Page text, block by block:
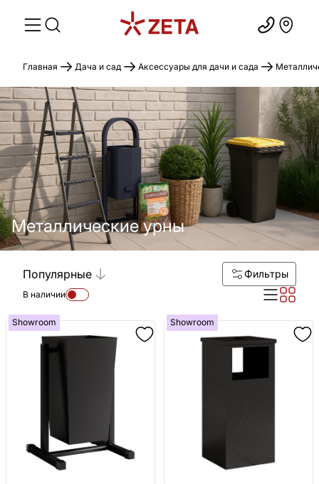
Главная Дача и сад Аксессуары для дачи и сада
Металлические урны
Популярные Фильтры
В наличии
Showroom Showroom